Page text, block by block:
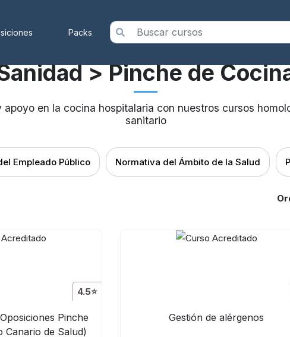
Packs
> Pinche de
apoyo en la cocina hospitalaria con nuestros cursos
sanitario
Empleado Público Normativa del Ámbito de la Salud
4.5⭐
Pinche
Canario de Salud)
Gestión de alérgenos